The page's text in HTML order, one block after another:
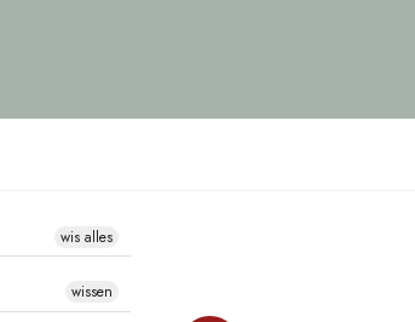
wis alles
wissen